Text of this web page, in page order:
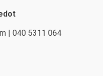
| 040 5311 064